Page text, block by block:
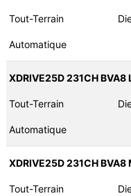
Tout-Terrain
Automatique
XDRIVE25D 231CH
Tout-Terrain
Automatique
XDRIVE25D 231CH
Tout-Terrain